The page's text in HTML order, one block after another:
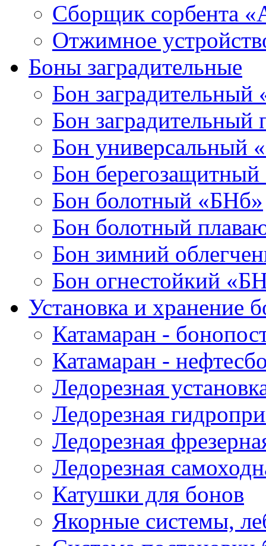
Сборщик сорбента
Отжимное
Боны заградительные
Бон заградительный
Бон
Бон универсальный
Бон
Бон болотный «БНб»
Бон болотный
Бон зимний
Бон огнестойкий
Установка и хранение
Катамаран -
Катамаран -
Ледорезная
Ледорезная
Ледорезная
Ледорезная
Катушки для бонов
Якорные системы,